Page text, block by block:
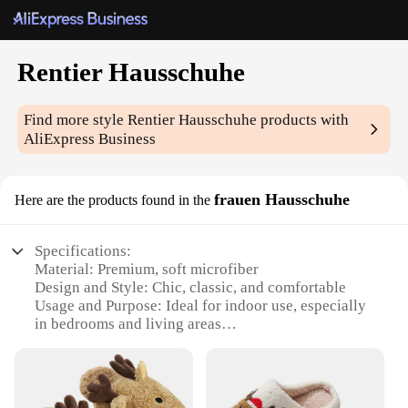
Rentier Hausschuhe
Find more styleRentier Hausschuhe products with
AliExpress Business
Here are the products found in the frauen Hausschuhe
Specifications:
Material: Premium, soft microfiber
Design and Style: Chic, classic, and comfortable
Usage and Purpose: Ideal for indoor use, especially
in bedrooms and living areas
Parts and Accessories: Comes as a set of two pairs
Typical Adaptive Scenario: Perfect for relaxing at